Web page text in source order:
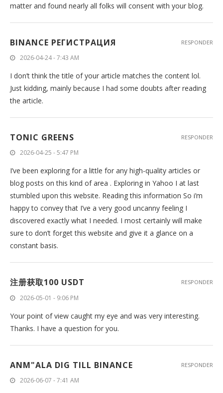
matter and found nearly all folks will consent with your blog.
BINANCE РЕГИСТРАЦИЯ
2026-04-24 - 7:43 AM
I don’t think the title of your article matches the content lol.
Just kidding, mainly because I had some doubts after reading
the article.
RESPONDER
TONIC GREENS
2026-04-25 - 5:47 PM
I’ve been exploring for a little for any high-quality articles or
blog posts on this kind of area . Exploring in Yahoo I at last
stumbled upon this website. Reading this information So i’m
happy to convey that I’ve a very good uncanny feeling I
discovered exactly what I needed. I most certainly will make
sure to don’t forget this website and give it a glance on a
constant basis.
RESPONDER
注册获取100 USDT
2026-05-01 - 9:06 PM
Your point of view caught my eye and was very interesting.
Thanks. I have a question for you.
RESPONDER
ANM"ALA DIG TILL BINANCE
2026-06-07 - 7:41 AM
RESPONDER